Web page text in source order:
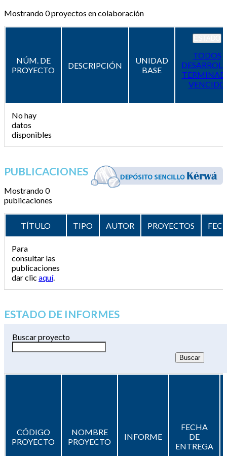
Mostrando0proyectos en colaboración
NÚM. DE
PROYECTO
DESCRIPCIÓN
UNIDAD
BASE
TODOS
VENCIDO
No hay
datos
disponibles
PUBLICACIONES
Mostrando 0
publicaciones
TÍTULO TIPO AUTOR PROYECTOS
Para
consultar las
publicaciones
dar clic aquí.
ESTADO DE INFORMES
Buscar proyecto
CÓDIGO
PROYECTO
NOMBRE
PROYECTO
INFORME
FECHA
DE
ENTREGA